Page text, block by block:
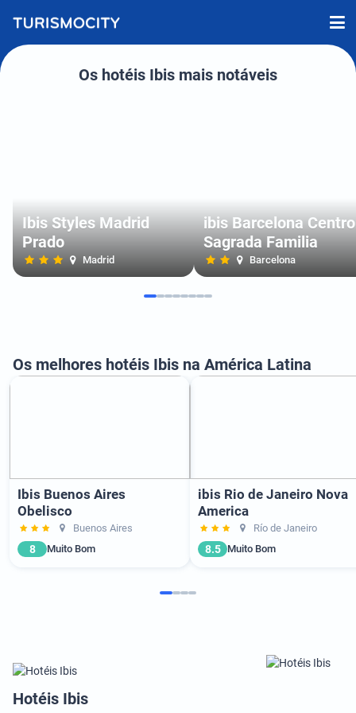
Os hotéis Ibis mais notáveis
Ibis Styles Madrid
Prado
Madrid
ibis Barcelona Centro
Sagrada Familia
Barcelona
Os melhores hotéis Ibis na América Latina
Ibis Buenos Aires
Obelisco
Buenos Aires
8 Muito Bom
ibis Rio de Janeiro Nova
America
Río de Janeiro
8.5 Muito Bom
Hotéis Ibis